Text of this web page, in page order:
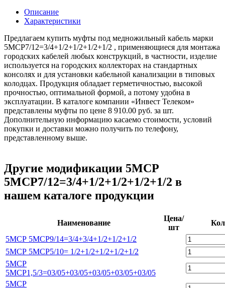
Описание
Характеристики
Предлагаем купить муфты под медножильный кабель марки
5МСР7/12=3/4+1/2+1/2+1/2+1/2 , применяющиеся для монтажа
городских кабелей любых конструкций, в частности, изделие
используется на городских коллекторах на стандартных
консолях и для установки кабельной канализации в типовых
колодцах. Продукция обладает герметичностью, высокой
прочностью, оптимальной формой, а потому удобна в
эксплуатации. В каталоге компании «Инвест Телеком»
представлены муфты по цене 8 910.00 руб. за шт.
Дополнительную информацию касаемо стоимости, условий
покупки и доставки можно получить по телефону,
представленному выше.
Другие модификации 5МСР
5МСР7/12=3/4+1/2+1/2+1/2+1/2 в
нашем каталоге продукции
Наименование
Цена/
шт
5МСР 5МСР9/14=3/4+3/4+1/2+1/2+1/2
5МСР 5МСР5/10= 1/2+1/2+1/2+1/2+1/2
5МСР
5МСР1,5/3=03/05+03/05+03/05+03/05+03/05
5МСР